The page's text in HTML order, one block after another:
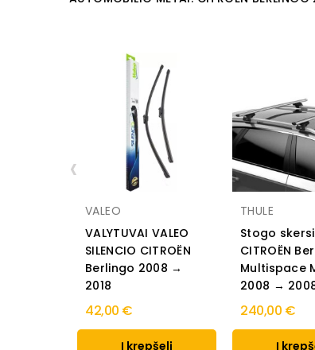
VALEO
VALYTUVAI VALEO
SILENCIO CITROËN
Berlingo 2008 →
2018
42,00 €
Į krepšelį
THULE
Stogo
CITROËN
Multispace
2008 →
240,00 €
Į
‹